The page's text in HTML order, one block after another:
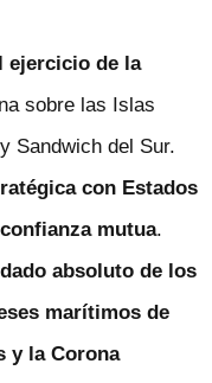
ejercicio de la
sobre las Islas
Sandwich del Sur.
con Estados
mutua.
absoluto de los
marítimos de
y la Corona